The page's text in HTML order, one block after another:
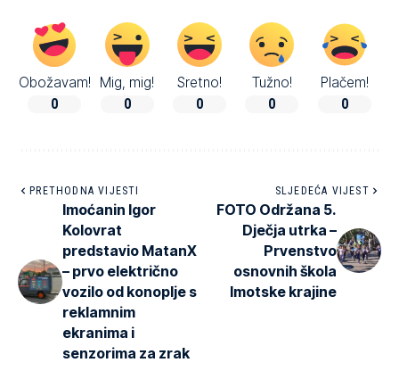
Obožavam!
0
Mig, mig!
0
Sretno!
0
Tužno!
0
Plačem!
0
PRETHODNA VIJESTI
Imoćanin Igor
Kolovrat
predstavio MatanX
– prvo električno
vozilo od konoplje s
reklamnim
ekranima i
senzorima za zrak
SLJEDEĆA VIJEST
FOTO Održana 5.
Dječja utrka –
Prvenstvo
osnovnih škola
Imotske krajine